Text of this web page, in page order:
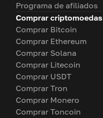
Programa de afiliados
Comprar criptomoedas
Comprar Bitcoin
Comprar Ethereum
Comprar Solana
Comprar Litecoin
Comprar USDT
Comprar Tron
Comprar Monero
Comprar Toncoin